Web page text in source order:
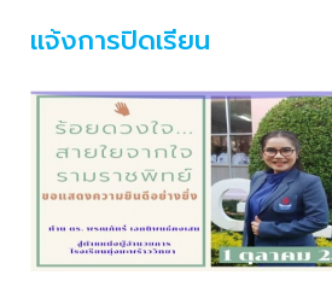
แจ้งการปิดเรียน